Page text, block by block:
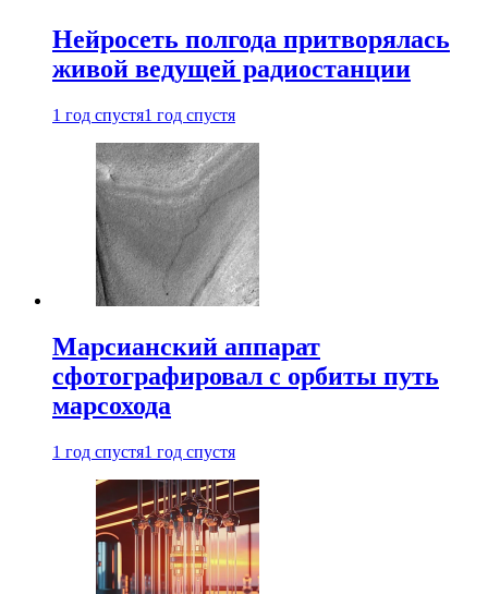
Нейросеть полгода притворялась
живой ведущей радиостанции
1 год спустя1 год спустя
Марсианский аппарат
сфотографировал с орбиты путь
марсохода
1 год спустя1 год спустя